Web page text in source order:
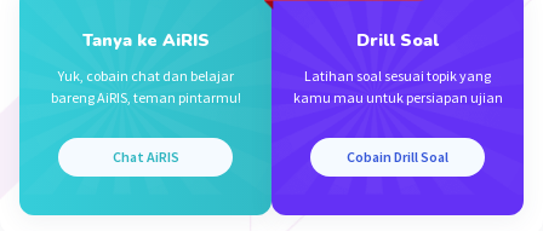
Iklan
Tanya ke AiRIS
Yuk, cobain chat dan belajar
bareng AiRIS, teman pintarmu!
Chat AiRIS
Drill Soal
Latihan soal sesuai topik yang
kamu mau untuk persiapan ujian
Cobain Drill Soal